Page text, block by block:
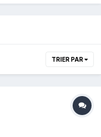
TRIER PAR